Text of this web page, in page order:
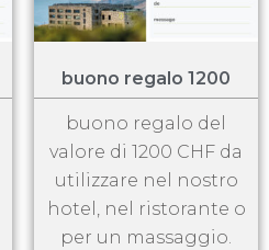
buono regalo 1200
buono regalo del
valore di 1200 CHF da
utilizzare nel nostro
hotel, nel ristorante o
per un massaggio.